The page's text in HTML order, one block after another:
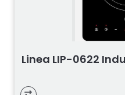
Linea LIP-0622